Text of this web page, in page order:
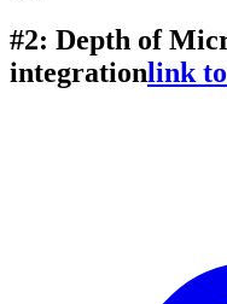
#2: Depth of
integrationlink